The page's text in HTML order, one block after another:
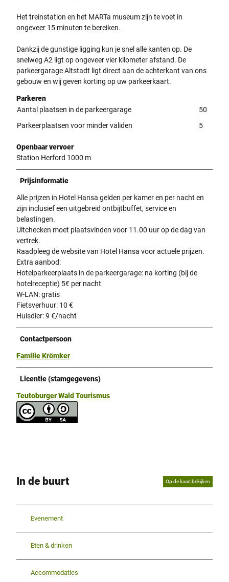
Het treinstation en het MARTa museum zijn te voet in
ongeveer 15 minuten te bereiken.
Dankzij de gunstige ligging kun je snel alle kanten op. De
snelweg A2 ligt op ongeveer vier kilometer afstand. De
parkeergarage Altstadt ligt direct aan de achterkant van ons
gebouw en wij geven korting op uw parkeerkaart.
Parkeren
Aantal plaatsen in de parkeergarage
50
Parkeerplaatsen voor minder validen
5
Openbaar vervoer
Station Herford 1000 m
Prijsinformatie
Alle prijzen in Hotel Hansa gelden per kamer en per nacht en
zijn inclusief een uitgebreid ontbijtbuffet, service en
belastingen.
Uitchecken moet plaatsvinden voor 11.00 uur op de dag van
vertrek.
Raadpleeg de website van Hotel Hansa voor actuele prijzen.
Extra aanbod:
Hotelparkeerplaats in de parkeergarage: na korting (bij de
hotelreceptie) 5€ per nacht
W-LAN: gratis
Fietsverhuur: 10 €
Huisdier: 9 €/nacht
Contactpersoon
Familie Krömker
Licentie (stamgegevens)
Teutoburger Wald Tourismus
In de buurt Op de kaart bekijken
Evenement
Eten & drinken
Accommodaties